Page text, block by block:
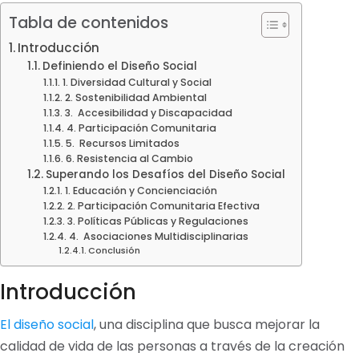
Tabla de contenidos
Introducción
Definiendo el Diseño Social
1. Diversidad Cultural y Social
2. Sostenibilidad Ambiental
3. Accesibilidad y Discapacidad
4. Participación Comunitaria
5. Recursos Limitados
6. Resistencia al Cambio
Superando los Desafíos del Diseño Social
1. Educación y Concienciación
2. Participación Comunitaria Efectiva
3. Políticas Públicas y Regulaciones
4. Asociaciones Multidisciplinarias
Conclusión
Introducción
El diseño social, una disciplina que busca mejorar la
calidad de vida de las personas a través de la creación